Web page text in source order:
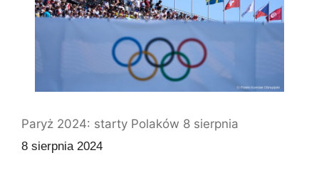
Paryż 2024: starty Polaków 8 sierpnia
8 sierpnia 2024